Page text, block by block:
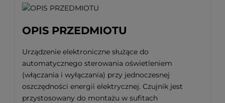
OPIS PRZEDMIOTU
Urządzenie elektroniczne służące do
automatycznego sterowania oświetleniem
(włączania i wyłączania) przy jednoczesnej
oszczędności energii elektrycznej. Czujnik jest
przystosowany do montażu w sufitach